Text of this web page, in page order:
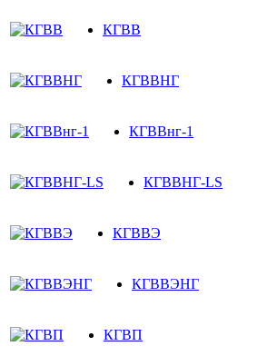
КГВВ
КГВВНГ
КГВВнг-1
КГВВНГ-LS
КГВВЭ
КГВВЭНГ
КГВП